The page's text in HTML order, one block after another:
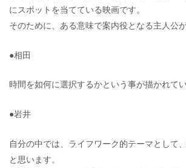
にスポットを当てている映画です。
そのために、ある意味で案内役となる主人公
●相田
時間を如何に選択するかという事が描かれて
●岩井
自分の中では、ライフワーク的テーマとして
と思います。